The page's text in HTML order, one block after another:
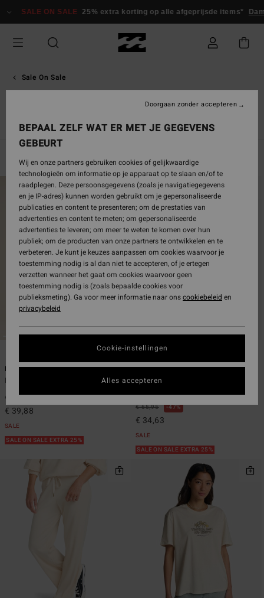
naar
raster
selectie
ON SALE 25% extra korting op alle afgeprijsde items* Dames
Sale On Sale
Kleding
Kleding Wetsuits & Surfwear Accessoires Alles Vrouw
Filteren en Sorteren
Overslaan
zoekfiltercriteria
sorteren
Pacific Time
Dames Zwart Strappy Jumpsuit
€ 75,95
€ 39,88
SALE
SALE ON SALE EXTRA 25%
6
Swell
Dames Zwart Overhemd met Lange
€ 65,95 47%
€ 34,63
SALE
SALE ON SALE EXTRA 25%
BEPAAL ZELF WAT ER MET JE GEGEVENS
GEBEURT
Wij en onze partners gebruiken cookies of gelijkwaardige
technologieën om informatie op je apparaat op te slaan en/of te
raadplegen. Deze persoonsgegevens (zoals je navigatiegegevens
en je IP-adres) kunnen worden gebruikt om je gepersonaliseerde
publicaties en content te presenteren; om de prestaties van
advertenties en content te meten; om gepersonaliseerde
advertenties te leveren; om meer te weten te komen over hun
publiek; om de producten van onze partners te ontwikkelen en te
verbeteren. Je kunt je keuzes aanpassen om cookies waarvoor je
toestemming nodig is al dan niet te accepteren, of je ertegen
verzetten wanneer het gaat om cookies waarvoor geen
toestemming nodig is (zoals bepaalde cookies voor
publieksmeting). Ga voor meer informatie naar onscookiebeleid en
privacybeleid
Cookie-instellingen
Doorgaan zonder accepteren
Alles accepteren